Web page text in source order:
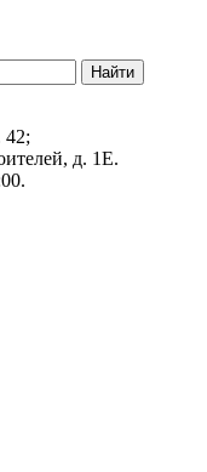
Найти
42;
д. 1Е.